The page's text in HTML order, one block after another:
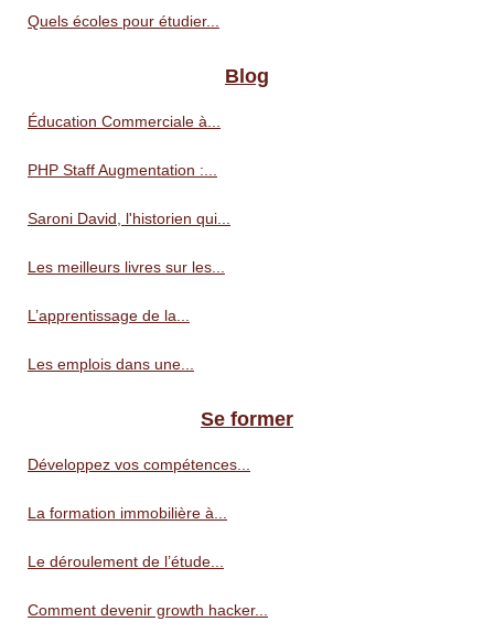
Quels écoles pour étudier...
Blog
Éducation Commerciale à...
PHP Staff Augmentation :...
Saroni David, l'historien qui...
Les meilleurs livres sur les...
L’apprentissage de la...
Les emplois dans une...
Se former
Développez vos compétences...
La formation immobilière à...
Le déroulement de l’étude...
Comment devenir growth hacker...